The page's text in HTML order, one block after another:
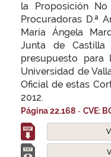
la Proposición
Procuradoras D.ª
María Ángela
Junta de
presupuesto
Universidad de
Oficial de estas
2012.
Página 22.168 - CVE: